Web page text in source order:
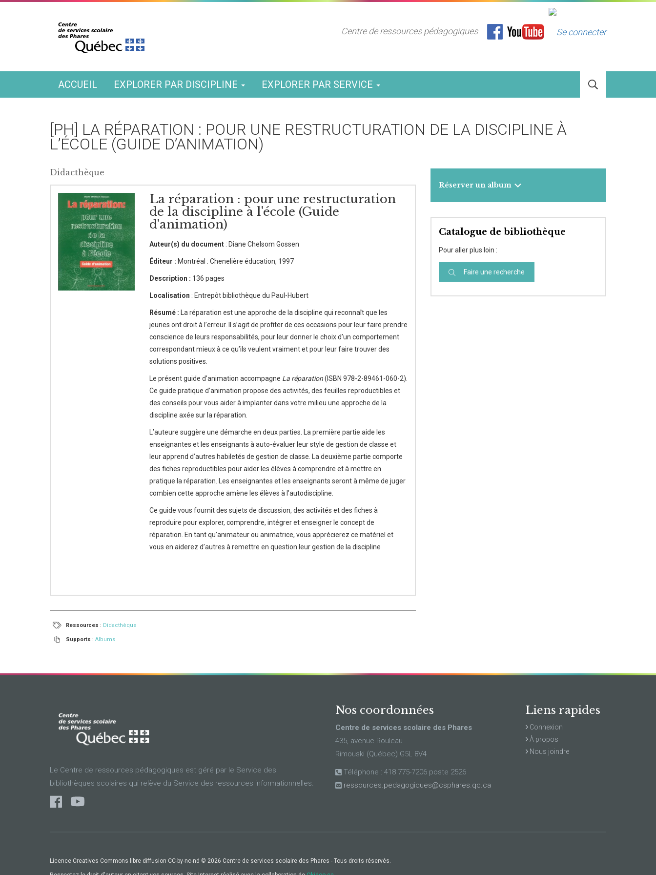
Centre de ressources pédagogiques
ACCUEIL EXPLORER PAR DISCIPLINE EXPLORER PAR SERVICE
[PH] LA RÉPARATION : POUR UNE RESTRUCTURATION DE LA DISCIPLINE À
L’ÉCOLE (GUIDE D’ANIMATION)
Didacthèque
La réparation : pour une restructuration
de la discipline à l'école (Guide
d'animation)
Auteur(s) du document: Diane Chelsom Gossen
Éditeur : Montréal : Chenelière éducation, 1997
Description : 136 pages
Localisation : Entrepôt bibliothèque du Paul-Hubert
Résumé :
La réparation est une approche de la discipline qui reconnaît que les
jeunes ont droit à l’erreur. Il s’agit de profiter de ces occasions pour leur faire prendre
conscience de leurs responsabilités, pour leur donner le choix d’un comportement
correspondant mieux à ce qu’ils veulent vraiment et pour leur faire trouver des
solutions positives.
Le présent guide d’animation accompagne La réparation(ISBN 978-2-89461-060-2).
Ce guide pratique d’animation propose des activités, des feuilles reproductibles et
des conseils pour vous aider à implanter dans votre milieu une approche de la
discipline axée sur la réparation.
L’auteure suggère une démarche en deux parties. La première partie aide les
enseignantes et les enseignants à auto-évaluer leur style de gestion de classe et
leur apprend d’autres habiletés de gestion de classe. La deuxième partie comporte
des fiches reproductibles pour aider les élèves à comprendre et à mettre en
pratique la réparation. Les enseignantes et les enseignants seront à même de juger
combien cette approche amène les élèves à l’autodiscipline.
Ce guide vous fournit des sujets de discussion, des activités et des fiches à
reproduire pour explorer, comprendre, intégrer et enseigner le concept de
réparation. En tant qu’animateur ou animatrice, vous apprécierez ce matériel et
vous en aiderez d’autres à remettre en question leur gestion de la discipline
Ressources : Didacthèque
Supports : Albums
Réserver un album
Catalogue de bibliothèque
Pour aller plus loin :
Faire une recherche
Le Centre de ressources pédagogiques est géré par le Service des
bibliothèques scolaires qui relève du Service des ressources informationnelles.
Nos coordonnées
Centre de services scolaire des Phares
435, avenue Rouleau
Rimouski (Québec) G5L 8V4
Téléphone : 418 775-7206 poste 2526
ressources.pedagogiques@csphares.qc.ca
Liens rapides
Connexion
À propos
Nous joindre
Licence Creatives Commons libre diffusion CC-by-nc-nd © 2026 Centre de services scolaire des Phares - Tous droits réservés.